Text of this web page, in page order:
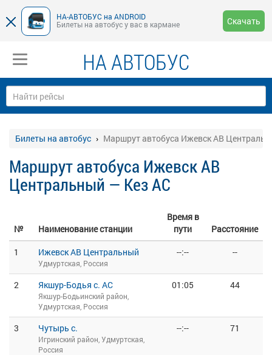
НА-АВТОБУС на ANDROID
Билеты на автобус у вас в кармане
Скачать
НА АВТОБУС
Билеты на автобус Маршрут автобуса Ижевск АВ
Маршрут автобуса Ижевск АВ
Центральный — Кез АС
№ Наименование станции
Время в
пути
Расстояние
1
Ижевск АВ Центральный
Удмуртская, Россия
--:-- --
2 Якшур-Бодья с. АС
Якшур-Бодьинский район,
Удмуртская, Россия
01:05 44
3 Чутырь с.
Игринский район, Удмуртская,
Россия
--:-- 71